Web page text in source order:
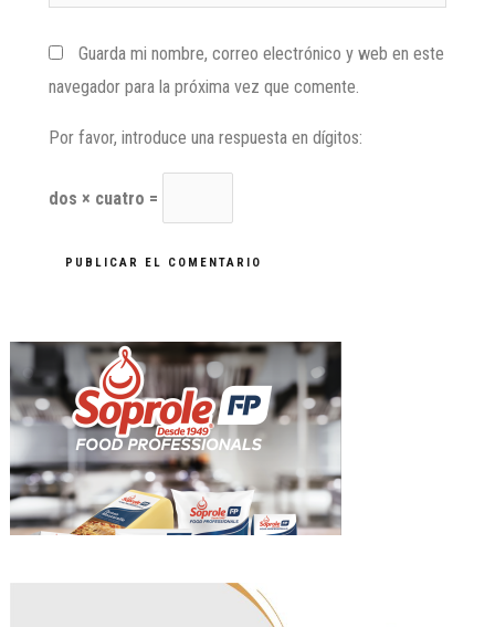
Guarda mi nombre, correo electrónico y web en este
navegador para la próxima vez que comente.
Por favor, introduce una respuesta en dígitos:
dos × cuatro =